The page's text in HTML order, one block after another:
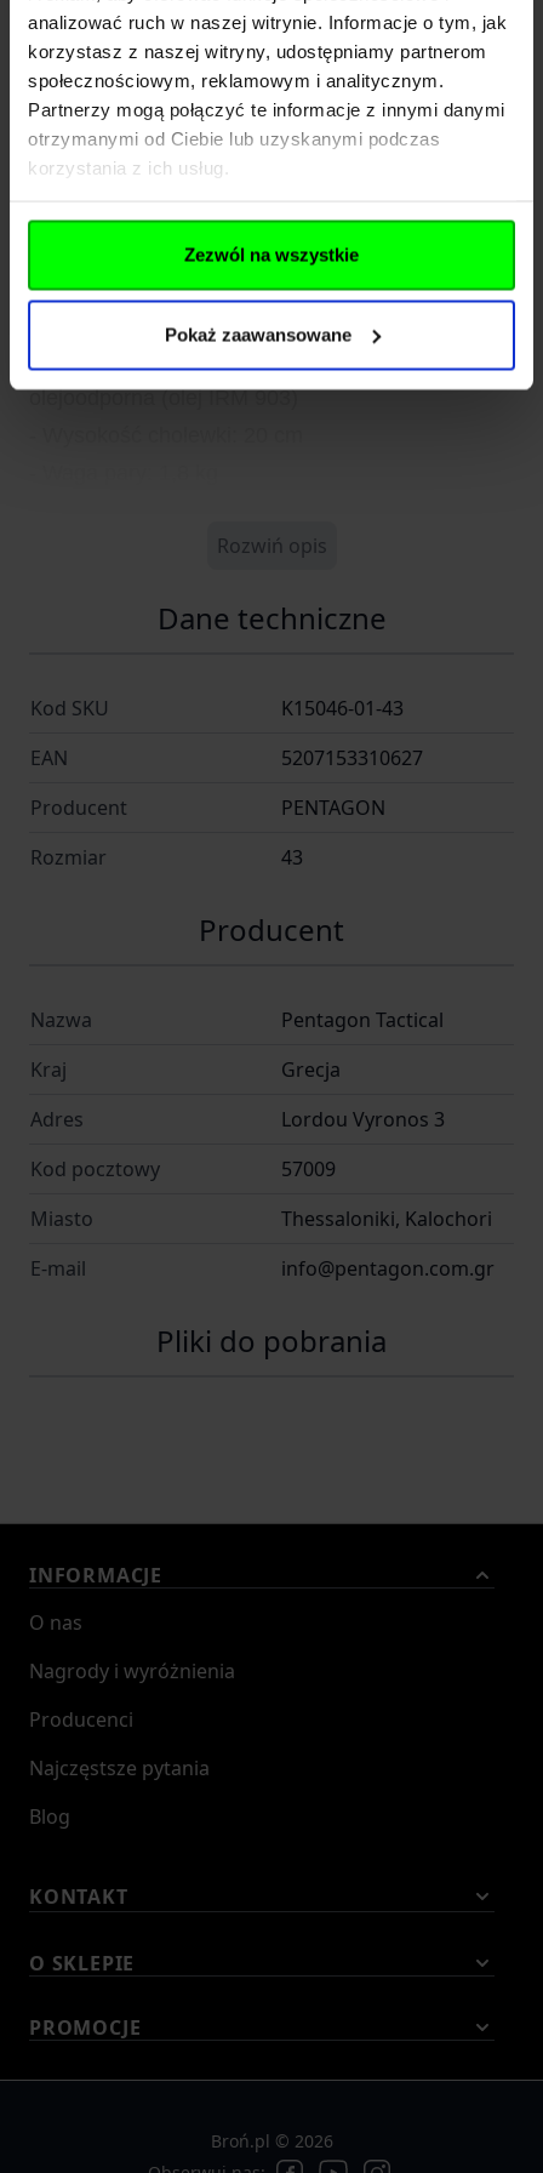
analizować ruch w naszej witrynie. Informacje o tym, jak
korzystasz z naszej witryny, udostępniamy partnerom
społecznościowym, reklamowym i analitycznym.
Partnerzy mogą połączyć te informacje z innymi danymi
otrzymanymi od Ciebie lub uzyskanymi podczas
korzystania z ich usług.
Zezwól na wszystkie
Pokaż zaawansowane
szybkiego sznurowania.
Wysoka, 20 centymetrowa cholewka wykończona
miękkim kołnierzem chroni stopę oraz stawy
przed urazami i kontuzjami.
Wodoodporność gwarantuje membrana
przemoczeniem.
- Kolor: black
- Materiał: skóra, nylon
olejoodporna (olej IRM 903)
Rozwiń opis
Dane techniczne
Kod SKU
K15046-01-43
EAN
5207153310627
Producent
PENTAGON
Rozmiar
43
Producent
Nazwa
Pentagon Tactical
Kraj
Grecja
Adres
Lordou Vyronos 3
Kod pocztowy
57009
Miasto
Thessaloniki, Kalochori
E-mail
info@pentagon.com.gr
Pliki do pobrania
INFORMACJE
O nas
Nagrody i wyróżnienia
Producenci
Najczęstsze pytania
Blog
KONTAKT
O SKLEPIE
PROMOCJE
Broń.pl © 2026